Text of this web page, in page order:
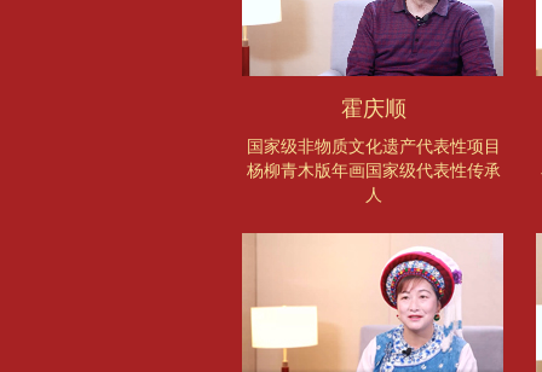
霍庆顺
国家级非物质文化遗产代表性项目
杨柳青木版年画国家级代表性传承
人